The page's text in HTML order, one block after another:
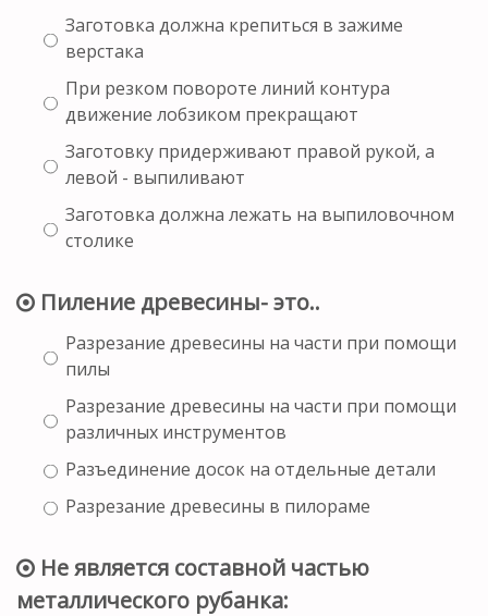
Заготовка должна крепиться в зажиме
верстака
При резком повороте линий контура
движение лобзиком прекращают
Заготовку придерживают правой рукой, а
левой - выпиливают
Заготовка должна лежать на выпиловочном
столике
Пиление древесины- это..
Разрезание древесины на части при помощи
пилы
Разрезание древесины на части при помощи
различных инструментов
Разъединение досок на отдельные детали
Разрезание древесины в пилораме
Не является составной частью
металлического рубанка: